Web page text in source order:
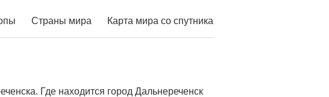
Страны мира Карта мира со спутника
Где находится город Дальнереченск